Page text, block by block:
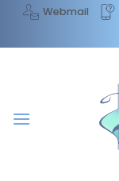
content
Webmail